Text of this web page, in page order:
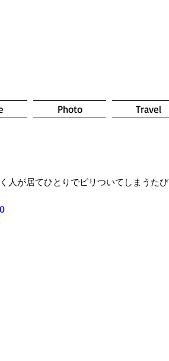
Photo Travel
人が居てひとりでピリついてしまうたび